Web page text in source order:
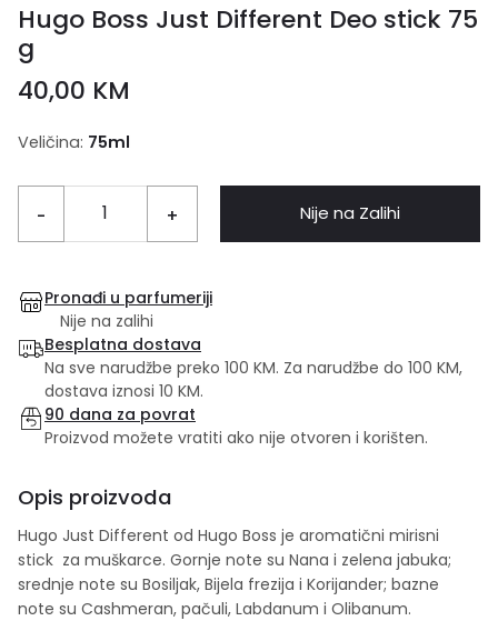
Hugo Boss Just Different Deo stick 75
g
40,00 KM
Veličina: 75ml
- + Nije na Zalihi
Pronađi u parfumeriji
Nije na zalihi
Besplatna dostava
Na sve narudžbe preko 100 KM. Za narudžbe do 100 KM,
dostava iznosi 10 KM.
90 dana za povrat
Proizvod možete vratiti ako nije otvoren i korišten.
Opis proizvoda
Hugo Just Different od Hugo Boss je aromatični mirisni
stick za muškarce. Gornje note su Nana i zelena jabuka;
srednje note su Bosiljak, Bijela frezija i Korijander; bazne
note su Cashmeran, pačuli, Labdanum i Olibanum.